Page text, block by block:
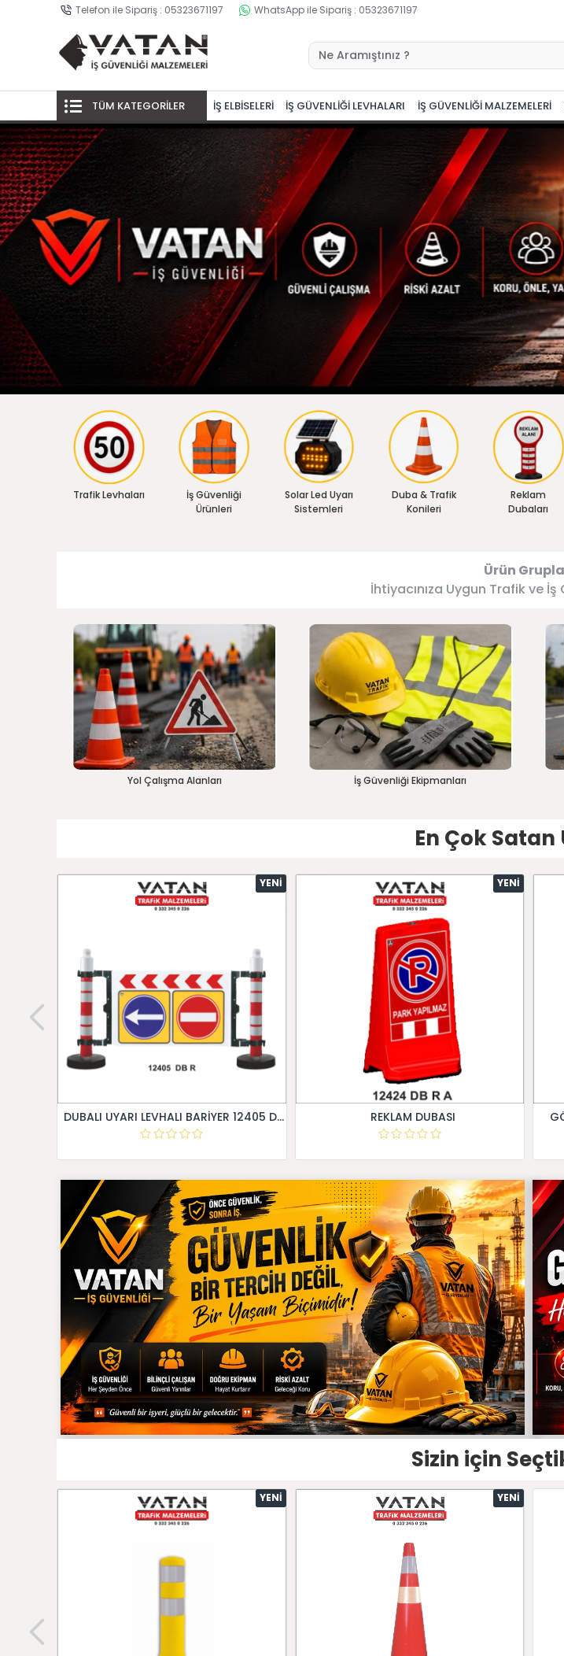
Telefon ile Sipariş : 05323671197 WhatsApp ile Sipariş : 05323671197
TÜM KATEGORİLER İŞ ELBİSELERİ İŞ GÜVENLİĞİ LEVHALARI İŞ GÜVENLİĞİ MALZEMELERİ
Trafik Levhaları
İş Güvenliği
Ürünleri
Solar Led Uyarı
Sistemleri
Duba & Trafik
Konileri
Reklam
Dubaları
Ürün
İhtiyacınıza Uygun Trafik ve
Yol Çalışma Alanları İş Güvenliği Ekipmanları
En Çok
YENI
DUBALI UYARI LEVHALI BARİYER 12405 DB R
YENI
REKLAM DUBASI
Sizin için
YENI YENI